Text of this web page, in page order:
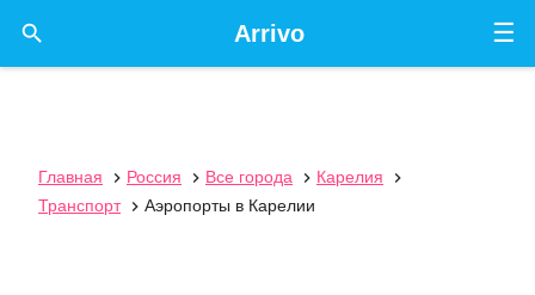
☰
Arrivo

Главная  Россия  Все города  Карелия

Транспорт
 Аэропорты в Карелии